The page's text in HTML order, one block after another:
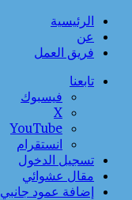
الرئيسية
عن
فريق العمل
تابعنا
فيسبوك
‫X
‫YouTube
انستقرام
تسجيل الدخول
مقال عشوائي
إضافة عمود جانبي